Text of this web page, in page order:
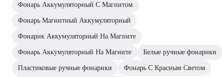
Фонарь Аккумуляторный С Магнитом
Фонарь Магнитный Аккумуляторный
Фонарик Аккумуляторный На Магните
Фонарь Аккумуляторный На Магните Белые ручные фонарики
Пластиковые ручные фонарики Фонарь С Красным Светом